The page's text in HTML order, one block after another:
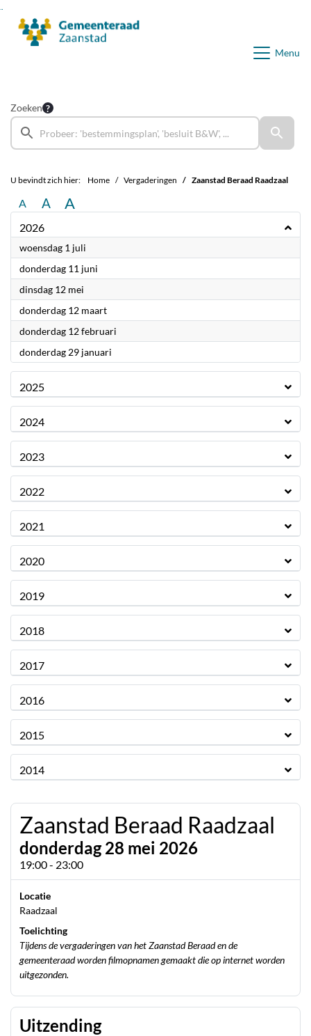
Menu
Zoeken
U bevindt zich hier: Home Vergaderingen Zaanstad Beraad Raadzaal
A A A
2026
woensdag 1 juli
donderdag 11 juni
dinsdag 12 mei
donderdag 12 maart2026
donderdag 12 februari
donderdag 29 januari
2025
2024
2023
2022
2021
2020
2019
2018
2017
2016
2015
2014
Zaanstad Beraad Raadzaal
donderdag 28 mei 2026
19:00 - 23:00
Locatie
Raadzaal
Toelichting
Tijdens de vergaderingen van het Zaanstad Beraad en de
gemeenteraad worden filmopnamen gemaakt die op internet worden
uitgezonden.
Uitzending